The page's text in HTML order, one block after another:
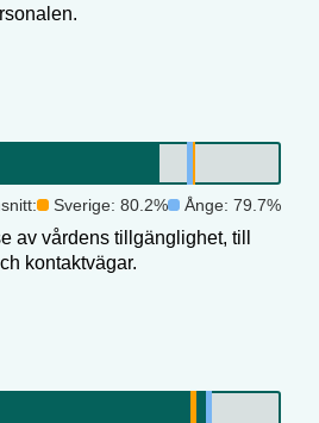
Sverige: 80.2% Ånge: 79.7%
av vårdens tillgänglighet, till
kontaktvägar.